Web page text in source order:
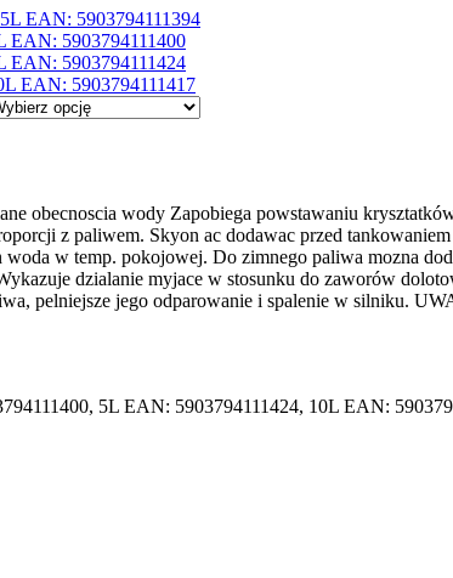
EAN: 5903794111394
EAN: 5903794111400
EAN: 5903794111424
EAN: 5903794111417
obecnoscia wody Zapobiega powstawaniu
z paliwem. Skyon ac dodawac przed
w temp. pokojowej. Do zimnego paliwa mozna
dzialanie myjace w stosunku do zaworów
pelniejsze jego odparowanie i spalenie w silniku.
5L EAN: 5903794111424, 10L EAN: